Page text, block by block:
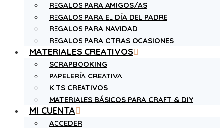
REGALOS PARA AMIGOS/AS
REGALOS PARA EL DÍA DEL PADRE
REGALOS PARA NAVIDAD
REGALOS PARA OTRAS OCASIONES
MATERIALES CREATIVOS
SCRAPBOOKING
PAPELERÍA CREATIVA
KITS CREATIVOS
MATERIALES BÁSICOS PARA CRAFT & DIY
MI CUENTA
ACCEDER